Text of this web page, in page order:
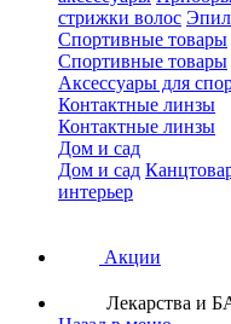
стрижки волос
Спортивные товары
Спортивные товары
Аксессуары для
Контактные линзы
Контактные линзы
Дом и сад
Дом и сад
интерьер
Акции
Лекарства и